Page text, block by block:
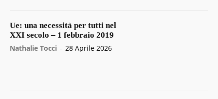
Ue: una necessità per tutti nel
XXI secolo – 1 febbraio 2019
Nathalie Tocci - 28 Aprile 2026